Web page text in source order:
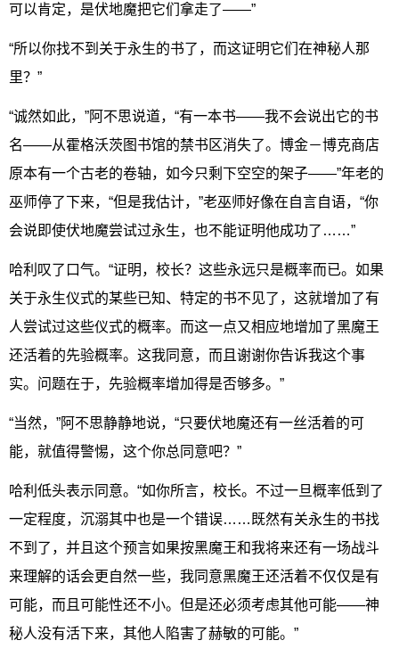
可以肯定，是伏地魔把它们拿走了——”
“所以你找不到关于永生的书了，而这证明它们在神秘人那
里？”
“诚然如此，”阿不思说道，“有一本书——我不会说出它的书
名——从霍格沃茨图书馆的禁书区消失了。博金－博克商店
原本有一个古老的卷轴，如今只剩下空空的架子——”年老的
巫师停了下来，“但是我估计，”老巫师好像在自言自语，“你
会说即使伏地魔尝试过永生，也不能证明他成功了……”
哈利叹了口气。“证明，校长？这些永远只是概率而已。如果
关于永生仪式的某些已知、特定的书不见了，这就增加了有
人尝试过这些仪式的概率。而这一点又相应地增加了黑魔王
还活着的先验概率。这我同意，而且谢谢你告诉我这个事
实。问题在于，先验概率增加得是否够多。”
“当然，”阿不思静静地说，“只要伏地魔还有一丝活着的可
能，就值得警惕，这个你总同意吧？”
哈利低头表示同意。“如你所言，校长。不过一旦概率低到了
一定程度，沉溺其中也是一个错误……既然有关永生的书找
不到了，并且这个预言如果按黑魔王和我将来还有一场战斗
来理解的话会更自然一些，我同意黑魔王还活着不仅仅是有
可能，而且可能性还不小。但是还必须考虑其他可能——神
秘人没有活下来，其他人陷害了赫敏的可能。”